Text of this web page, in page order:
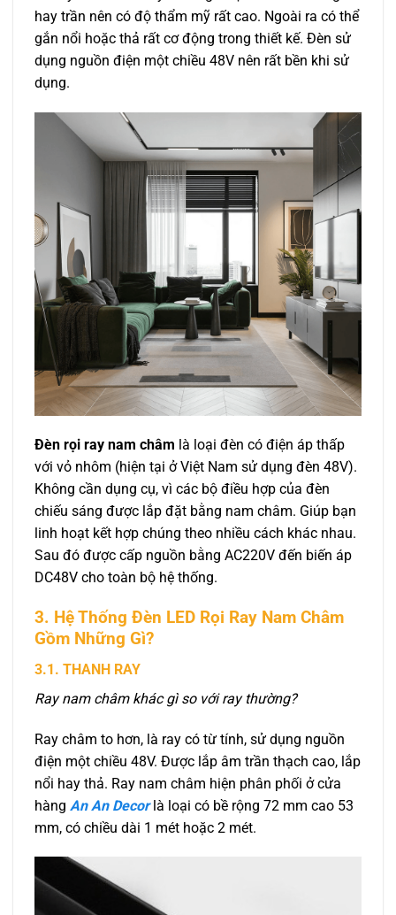
hay trần nên có độ thẩm mỹ rất cao. Ngoài ra có thể
gắn nổi hoặc thả rất cơ động trong thiết kế. Đèn sử
dụng nguồn điện một chiều 48V nên rất bền khi sử
dụng.
Đèn rọi ray nam châm là loại đèn có điện áp thấp
với vỏ nhôm (hiện tại ở Việt Nam sử dụng đèn 48V).
Không cần dụng cụ, vì các bộ điều hợp của đèn
chiếu sáng được lắp đặt bằng nam châm. Giúp bạn
linh hoạt kết hợp chúng theo nhiều cách khác nhau.
Sau đó được cấp nguồn bằng AC220V đến biến áp
DC48V cho toàn bộ hệ thống.
3. Hệ Thống Đèn LED Rọi Ray Nam Châm
Gồm Những Gì?
3.1. THANH RAY
Ray nam châm khác gì so với ray thường?
Ray châm to hơn, là ray có từ tính, sử dụng nguồn
điện một chiều 48V. Được lắp âm trần thạch cao, lắp
nổi hay thả. Ray nam châm hiện phân phối ở cửa
hàng An An Decorlà loại có bề rộng 72 mm cao 53
mm, có chiều dài 1 mét hoặc 2 mét.